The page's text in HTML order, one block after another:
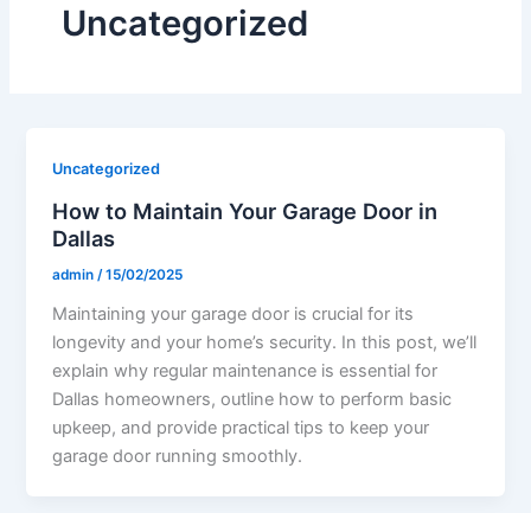
Uncategorized
Uncategorized
How to Maintain Your Garage Door in
Dallas
admin/15/02/2025
Maintaining your garage door is crucial for its
longevity and your home’s security. In this post, we’ll
explain why regular maintenance is essential for
Dallas homeowners, outline how to perform basic
upkeep, and provide practical tips to keep your
garage door running smoothly.